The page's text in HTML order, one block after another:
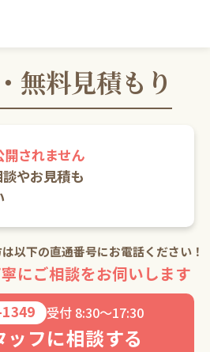
無料見積もり
されません
やお見積も
以下の直通番号にお電話ください！
にご相談をお伺いします
受付 8:30～17:30
ッフに相談する